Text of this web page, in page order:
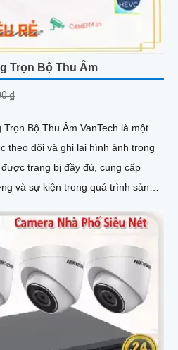
Trọn Bộ Thu Âm
₫
Bộ Thu Âm VanTech là một
theo dõi và ghi lại hình ảnh trong
và sự kiện trong quá trình sản